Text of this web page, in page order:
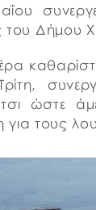
του Δήμου
ώστε
για τους